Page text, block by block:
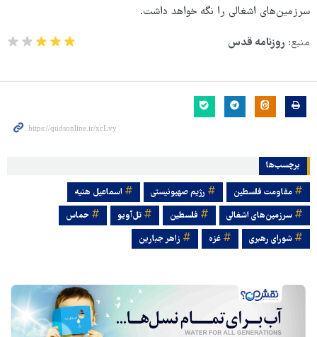
سرزمین‌های اشغالی را نگه خواهد داشت.
منبع: روزنامه قدس
برچسب‌ها
مقاومت فلسطین رژیم صهیونیستی
اسماعیل هنیه
سرزمین‌های اشغالی
فلسطین تل‌آویو
حماس
شورای رهبری
غزه زاهر جبارین